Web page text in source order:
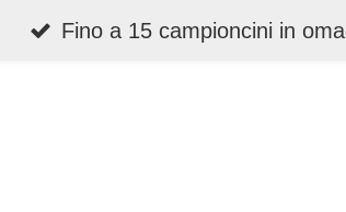
Fino a 15 campioncini in